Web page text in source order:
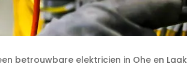
betrouwbare elektricien in Ohe en